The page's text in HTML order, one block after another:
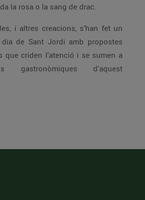
la rosa o la sang de drac.
i altres creacions, s’han fet un
de Sant Jordi amb propostes
que criden l’atenció i se sumen a
gastronòmiques d'aquest